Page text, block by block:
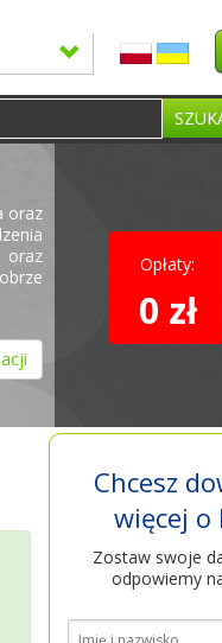
oraz
oraz
Opłaty:
0 zł
Chcesz
więcej o
Zostaw swoje
odpowiemy